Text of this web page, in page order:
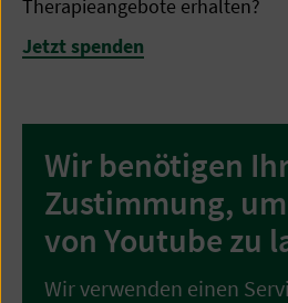
Therapieangebote erhalten?
Jetzt spenden
Wir benötigen
Zustimmung,
von Youtube zu
Wir verwenden einen